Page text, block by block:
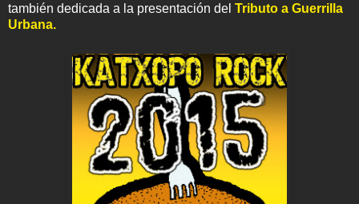
también dedicada a la presentación del Tributo a Guerrilla
Urbana.